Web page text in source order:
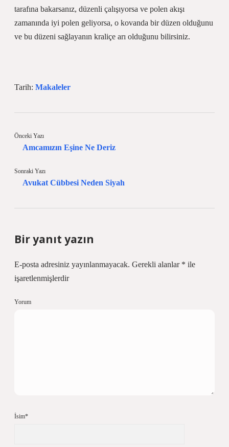
tarafına bakarsanız, düzenli çalışıyorsa ve polen akışı
zamanında iyi polen geliyorsa, o kovanda bir düzen olduğunu
ve bu düzeni sağlayanın kraliçe arı olduğunu bilirsiniz.
Tarih: Makaleler
Önceki Yazı
Amcamızın Eşine Ne Deriz
Sonraki Yazı
Avukat Cübbesi Neden Siyah
Bir yanıt yazın
E-posta adresiniz yayınlanmayacak. Gerekli alanlar * ile
işaretlenmişlerdir
Yorum
İsim*